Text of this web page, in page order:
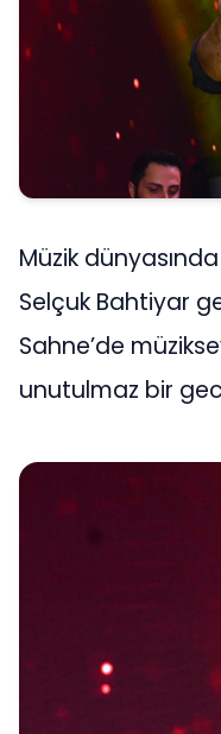
Müzik
Selçuk Bahtiyar
Sahne’de
unutulmaz bir